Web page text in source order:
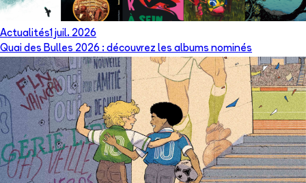
Actualités1 juil. 2026
Quai des Bulles 2026 : découvrez les albums nominés